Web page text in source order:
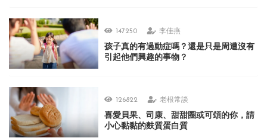
147250 李佳燕
孩子真的有過動症嗎？還是只是周遭沒有
引起他們興趣的事物？
126822 老根常談
喜愛貝果、司康、甜甜圈或可頌的你，請
小心黏黏的麩質蛋白質